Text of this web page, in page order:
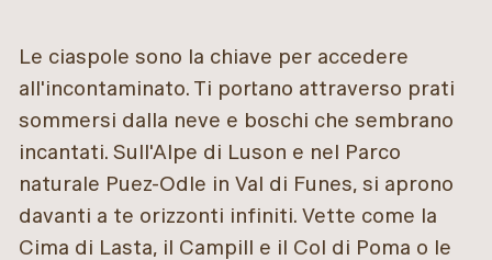
Le ciaspole sono la chiave per accedere
all'incontaminato. Ti portano attraverso prati
sommersi dalla neve e boschi che sembrano
incantati. Sull'Alpe di Luson e nel Parco
naturale Puez-Odle in Val di Funes, si aprono
davanti a te orizzonti infiniti. Vette come la
Cima di Lasta, il Campill e il Col di Poma o le